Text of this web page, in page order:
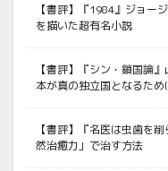
【書評】『1984』ジョー
を描いた超有名小説
【書評】『シン・鎖国論
本が真の独立国となるため
【書評】『名医は虫歯を
然治癒力」で治す方法